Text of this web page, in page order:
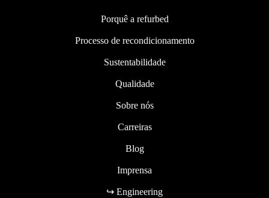
Porquê a refurbed
Processo de recondicionamento
Sustentabilidade
Qualidade
Sobre nós
Carreiras
Blog
Imprensa
↪ Engineering